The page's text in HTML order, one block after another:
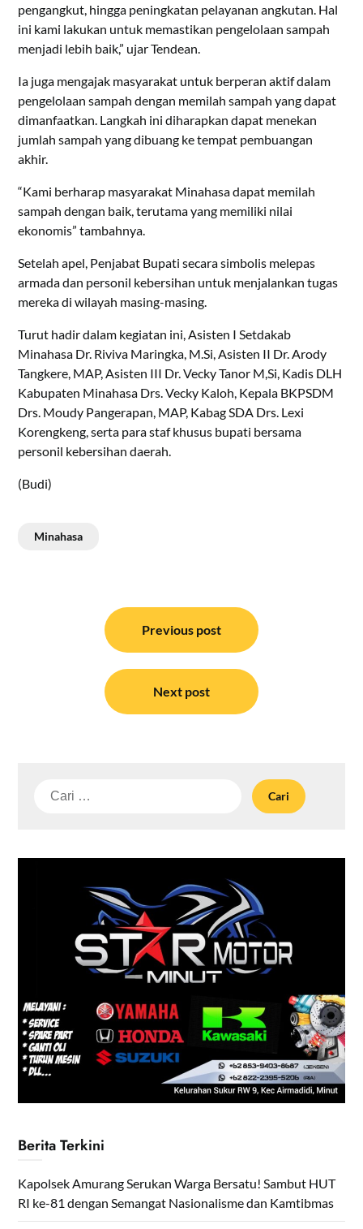
pengangkut, hingga peningkatan pelayanan angkutan. Hal
ini kami lakukan untuk memastikan pengelolaan sampah
menjadi lebih baik,” ujar Tendean.
Ia juga mengajak masyarakat untuk berperan aktif dalam
pengelolaan sampah dengan memilah sampah yang dapat
dimanfaatkan. Langkah ini diharapkan dapat menekan
jumlah sampah yang dibuang ke tempat pembuangan
akhir.
“Kami berharap masyarakat Minahasa dapat memilah
sampah dengan baik, terutama yang memiliki nilai
ekonomis” tambahnya.
Setelah apel, Penjabat Bupati secara simbolis melepas
armada dan personil kebersihan untuk menjalankan tugas
mereka di wilayah masing-masing.
Turut hadir dalam kegiatan ini, Asisten I Setdakab
Minahasa Dr. Riviva Maringka, M.Si, Asisten II Dr. Arody
Tangkere, MAP, Asisten III Dr. Vecky Tanor M,Si, Kadis DLH
Kabupaten Minahasa Drs. Vecky Kaloh, Kepala BKPSDM
Drs. Moudy Pangerapan, MAP, Kabag SDA Drs. Lexi
Korengkeng, serta para staf khusus bupati bersama
personil kebersihan daerah.
(Budi)
Minahasa
Previous post
Next post
Cari
Berita Terkini
Kapolsek Amurang Serukan Warga Bersatu! Sambut HUT
RI ke-81 dengan Semangat Nasionalisme dan Kamtibmas